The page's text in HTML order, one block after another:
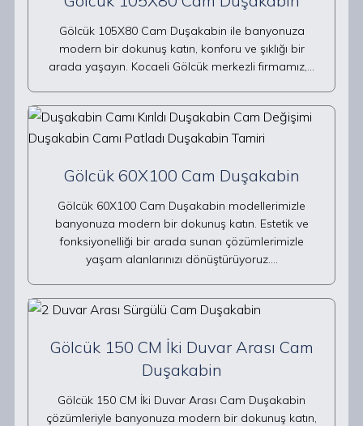
Gölcük 105X80 Cam Duşakabin ile banyonuza
modern bir dokunuş katın, konforu ve şıklığı bir
arada yaşayın. Kocaeli Gölcük merkezli firmamız,…
Gölcük 60X100 Cam Duşakabin
Gölcük 60X100 Cam Duşakabin modellerimizle
banyonuza modern bir dokunuş katın. Estetik ve
fonksiyonelliği bir arada sunan çözümlerimizle
yaşam alanlarınızı dönüştürüyoruz.…
Gölcük 150 CM İki Duvar Arası Cam
Duşakabin
Gölcük 150 CM İki Duvar Arası Cam Duşakabin
çözümleriyle banyonuza modern bir dokunuş katın,